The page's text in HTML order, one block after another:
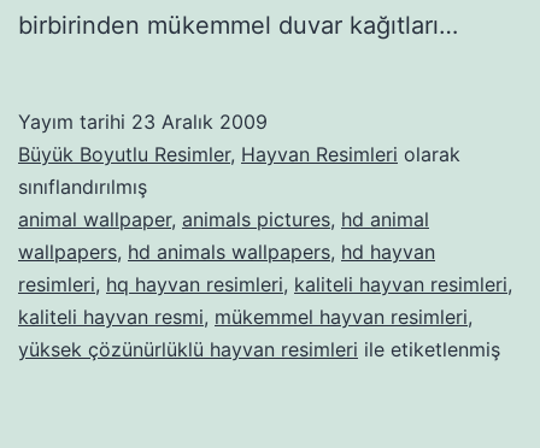
birbirinden mükemmel duvar kağıtları…
Yayım tarihi 23 Aralık 2009
Büyük Boyutlu Resimler, Hayvan Resimleri olarak
sınıflandırılmış
animal wallpaper, animals pictures, hd animal
wallpapers, hd animals wallpapers, hd hayvan
resimleri, hq hayvan resimleri, kaliteli hayvan resimleri,
kaliteli hayvan resmi, mükemmel hayvan resimleri,
yüksek çözünürlüklü hayvan resimleri ile etiketlenmiş